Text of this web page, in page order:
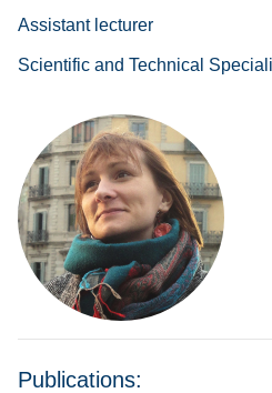
Assistant lecturer
Scientific and Technical
Publications: